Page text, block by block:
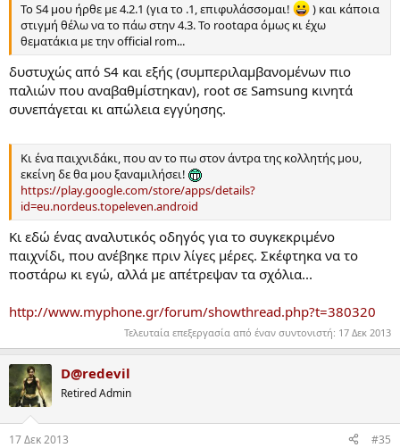
Το S4 μου ήρθε με 4.2.1 (για το .1, επιφυλάσσομαι!
) και κάποια
στιγμή θέλω να το πάω στην 4.3. Το rootαρα όμως κι έχω
θεματάκια με την official rom...
δυστυχώς από S4 και εξής (συμπεριλαμβανομένων πιο
παλιών που αναβαθμίστηκαν), root σε Samsung κινητά
συνεπάγεται κι απώλεια εγγύησης.
Κι ένα παιχνιδάκι, που αν το πω στον άντρα της κολλητής μου,
εκείνη δε θα μου ξαναμιλήσει!
https://play.google.com/store/apps/details?
id=eu.nordeus.topeleven.android
Κι εδώ ένας αναλυτικός οδηγός για το συγκεκριμένο
παιχνίδι, που ανέβηκε πριν λίγες μέρες. Σκέφτηκα να το
ποστάρω κι εγώ, αλλά με απέτρεψαν τα σχόλια...
http://www.myphone.gr/forum/showthread.php?t=380320
Τελευταία επεξεργασία από έναν συντονιστή: 17 Δεκ 2013
D@redevil
Retired Admin
17 Δεκ 2013 #35